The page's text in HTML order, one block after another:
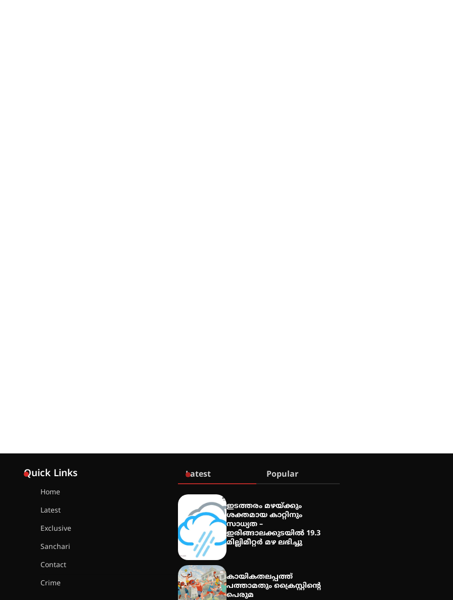
Quick Links
Home
Latest
Exclusive
Sanchari
Contact
Crime
Latest Popular
ഇടത്തരം മഴയ്ക്കും
ശക്തമായ കാറ്റിനും
സാധ്യത –
ഇരിങ്ങാലക്കുടയിൽ 19.3
മില്ലിമീറ്റർ മഴ ലഭിച്ചു
കായികതലപ്പത്ത്
പത്താമതും ക്രൈസ്റ്റിന്റെ
പെരുമ